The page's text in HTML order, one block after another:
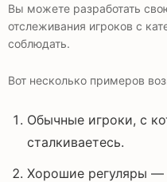
Вы можете разработать
отслеживания игроков с
соблюдать.
Вот несколько примеров
Обычные игроки, с
сталкиваетесь.
Хорошие регуляры —